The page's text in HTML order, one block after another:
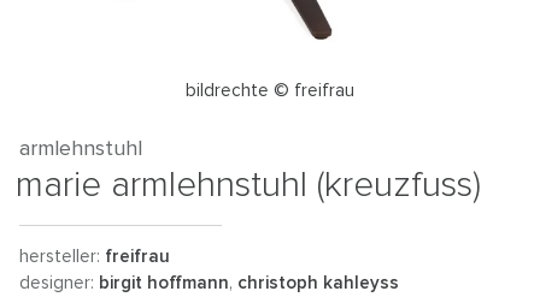
bildrechte © freifrau
armlehnstuhl
marie armlehnstuhl (kreuzfuss)
hersteller: freifrau
designer: birgit hoffmann, christoph kahleyss